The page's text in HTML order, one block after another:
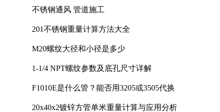
不锈钢通风 管道施工
201不锈钢重量计算方法大全
M20螺纹大径和小径是多少
1-1/4 NPT螺纹参数及底孔尺寸详解
F1010E是什么管？能否用3205或3505代换
20x40x2镀锌方管单米重量计算与应用分析